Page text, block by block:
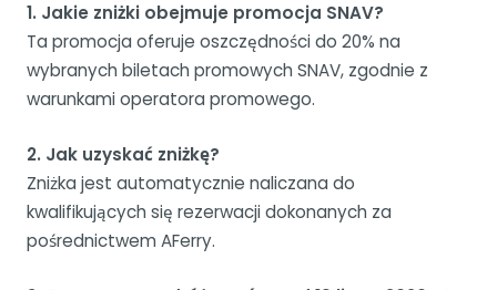
1. Jakie zniżki obejmuje promocja SNAV?
Ta promocja oferuje oszczędności do 20% na
wybranych biletach promowych SNAV, zgodnie z
warunkami operatora promowego.
2. Jak uzyskać zniżkę?
Zniżka jest automatycznie naliczana do
kwalifikujących się rezerwacji dokonanych za
pośrednictwem AFerry.